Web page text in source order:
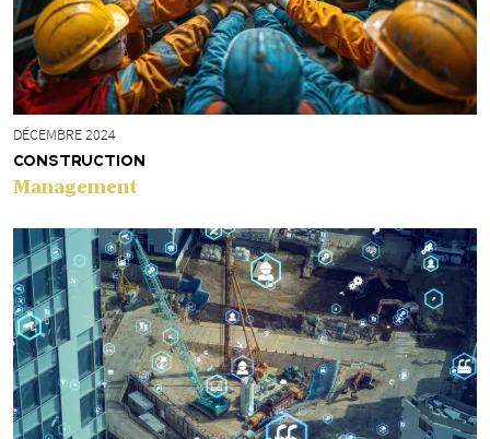
DÉCEMBRE 2024
CONSTRUCTION
Management